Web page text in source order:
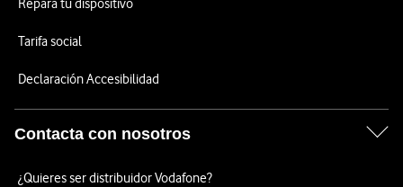
Repara tu dispositivo
Tarifa social
Declaración Accesibilidad
Contacta con nosotros
¿Quieres ser distribuidor Vodafone?